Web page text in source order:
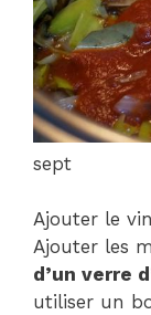
sept
Ajouter le
Ajouter les
d’un verre
utiliser un